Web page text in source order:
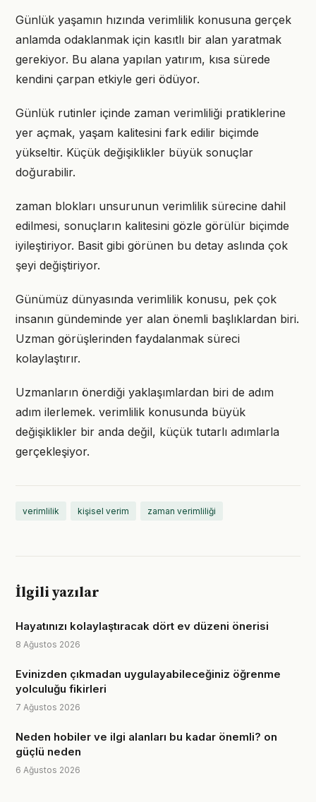
Günlük yaşamın hızında verimlilik konusuna gerçek
anlamda odaklanmak için kasıtlı bir alan yaratmak
gerekiyor. Bu alana yapılan yatırım, kısa sürede
kendini çarpan etkiyle geri ödüyor.
Günlük rutinler içinde zaman verimliliği pratiklerine
yer açmak, yaşam kalitesini fark edilir biçimde
yükseltir. Küçük değişiklikler büyük sonuçlar
doğurabilir.
zaman blokları unsurunun verimlilik sürecine dahil
edilmesi, sonuçların kalitesini gözle görülür biçimde
iyileştiriyor. Basit gibi görünen bu detay aslında çok
şeyi değiştiriyor.
Günümüz dünyasında verimlilik konusu, pek çok
insanın gündeminde yer alan önemli başlıklardan biri.
Uzman görüşlerinden faydalanmak süreci
kolaylaştırır.
Uzmanların önerdiği yaklaşımlardan biri de adım
adım ilerlemek. verimlilik konusunda büyük
değişiklikler bir anda değil, küçük tutarlı adımlarla
gerçekleşiyor.
verimlilik kişisel verim zaman verimliliği
İlgili yazılar
Hayatınızı kolaylaştıracak dört ev düzeni önerisi
8 Ağustos 2026
Evinizden çıkmadan uygulayabileceğiniz öğrenme
yolculuğu fikirleri
7 Ağustos 2026
Neden hobiler ve ilgi alanları bu kadar önemli? on
güçlü neden
6 Ağustos 2026